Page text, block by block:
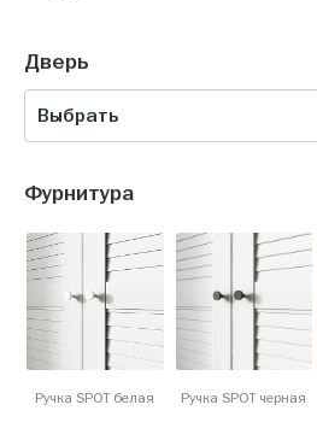
Дверь
Выбрать
Фурнитура
Ручка SPOT белая Ручка SPOT черная